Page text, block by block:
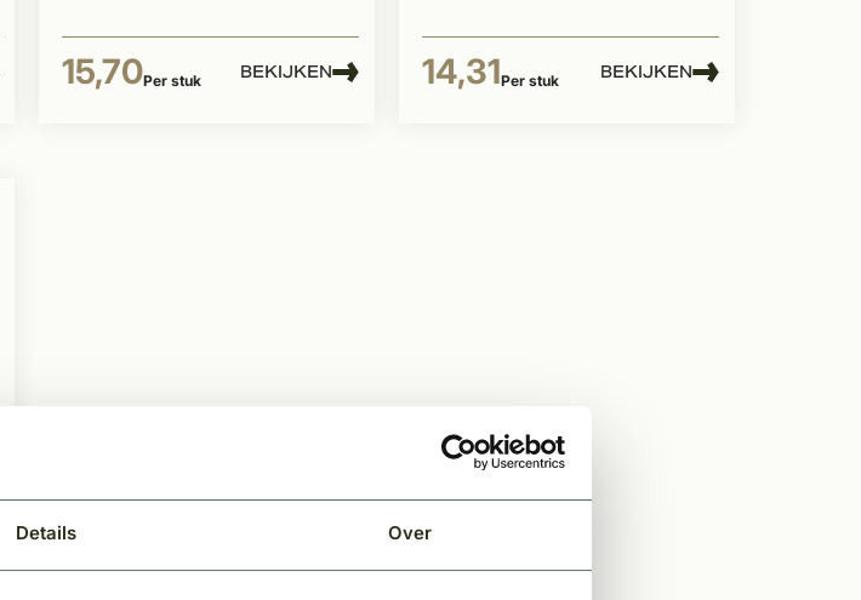
Details Over
15,70Per stuk BEKIJKEN 14,31Per stuk BEKIJKEN